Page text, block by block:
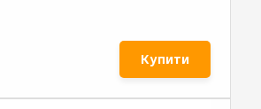
Купити